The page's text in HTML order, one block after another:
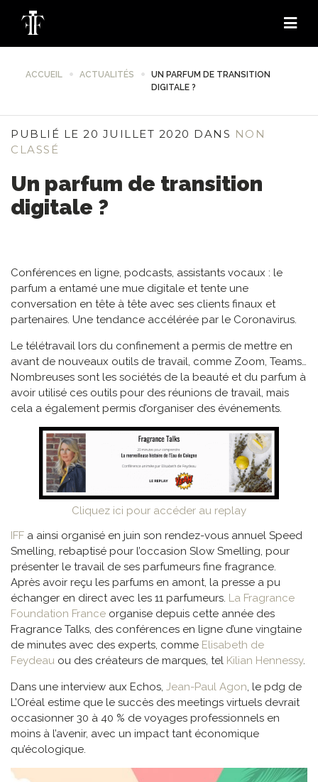
ACCUEIL ACTUALITÉS
UN PARFUM DE TRANSITION
DIGITALE ?
PUBLIÉ LE 20 JUILLET 2020 DANS NON
CLASSÉ
Un parfum de transition
digitale ?
Conférences en ligne, podcasts, assistants vocaux : le
parfum a entamé une mue digitale et tente une
conversation en tête à tête avec ses clients finaux et
partenaires. Une tendance accélérée par le Coronavirus.
Le télétravail lors du confinement a permis de mettre en
avant de nouveaux outils de travail, comme Zoom, Teams…
Nombreuses sont les sociétés de la beauté et du parfum à
avoir utilisé ces outils pour des réunions de travail, mais
cela a également permis d’organiser des événements.
Cliquez ici pour accéder au replay
IFF a ainsi organisé en juin son rendez-vous annuel Speed
Smelling, rebaptisé pour l’occasion Slow Smelling, pour
présenter le travail de ses parfumeurs fine fragrance.
Après avoir reçu les parfums en amont, la presse a pu
échanger en direct avec les 11 parfumeurs. La Fragrance
Foundation France organise depuis cette année des
Fragrance Talks, des conférences en ligne d’une vingtaine
de minutes avec des experts, comme Elisabeth de
Feydeau ou des créateurs de marques, tel Kilian Hennessy.
Dans une interview aux Echos, Jean-Paul Agon, le pdg de
L’Oréal estime que le succès des meetings virtuels devrait
occasionner 30 à 40 % de voyages professionnels en
moins à l’avenir, avec un impact tant économique
qu’écologique.